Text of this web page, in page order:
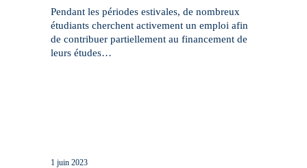
Pendant les périodes estivales, de nombreux
étudiants cherchent activement un emploi afin
de contribuer partiellement au financement de
leurs études…
1 juin 2023